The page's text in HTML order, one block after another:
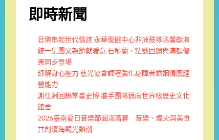
即時新聞
音樂串起世代情誼 永華復健中心非洲鼓隊溫馨獻演
統一集團父親節獻暖意 石斛蘭、點數回饋與滿額優
惠同步登場
紓解身心壓力 慈光協會課程強化身障者婚姻情感經
營能力
謝仕淵回鍋掌臺史博 攜手團隊邁向世界級歷史文化
館舍
2026臺南夏日音樂節圓滿落幕 音樂、煙火與美食
共創濱海觀光熱潮